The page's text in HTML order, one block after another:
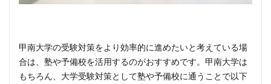
甲南大学の受験対策をより効率的に進めたいと考えている場
合は、塾や予備校を活用するのがおすすめです。甲南大学は
もちろん、大学受験対策として塾や予備校に通うことで以下